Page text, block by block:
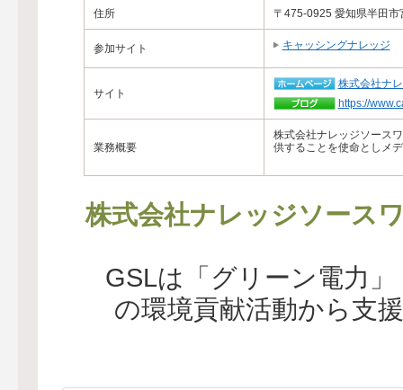
住所 〒475-0925 愛知県半田
参加サイト キャッシングナレッジ
サイト
株式会社ナ
https://
業務概要
株式会社ナレッジソース
供することを使命としメ
株式会社ナレッジソース
GSLは「グリーン電力
の環境貢献活動から支